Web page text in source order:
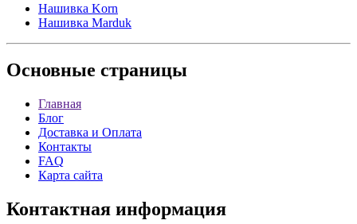
Нашивка Korn
Нашивка Marduk
Основные страницы
Главная
Блог
Доставка и Оплата
Контакты
FAQ
Карта сайта
Контактная информация